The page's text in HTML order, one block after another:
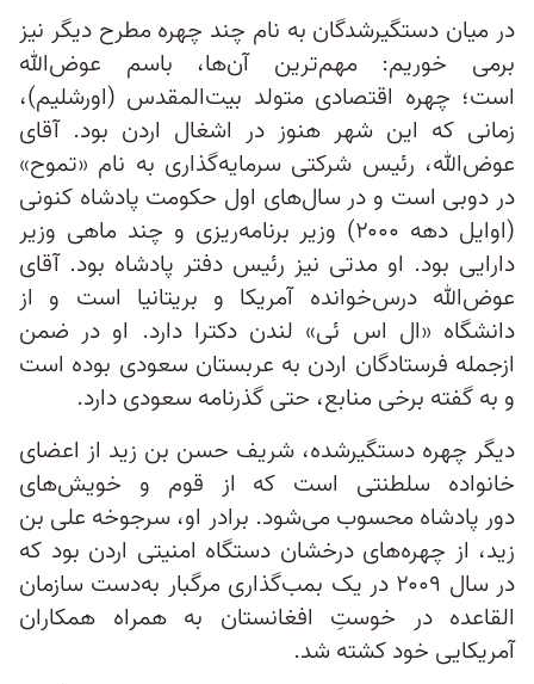
در میان دستگیرشدگان به نام چند چهره مطرح دیگر نیز
برمی خوریم: مهم‌ترین آن‌ها، باسم عوض‌الله
است؛ چهره اقتصادی متولد بیت‌المقدس (اورشلیم)،
زمانی که این شهر هنوز در اشغال اردن بود. آقای
عوض‌الله، رئیس شرکتی سرمایه‌گذاری به نام «تموح»
در دوبی است و در سال‌های اول حکومت پادشاه کنونی
(اوایل دهه ۲۰۰۰) وزیر برنامه‌ریزی و چند ماهی وزیر
دارایی بود. او مدتی نیز رئیس دفتر پادشاه بود. آقای
عوض‌الله درس‌خوانده آمریکا و بریتانیا است و از
دانشگاه «ال اس ئی» لندن دکترا دارد. او در ضمن
ازجمله فرستادگان اردن به عربستان سعودی بوده است
و به گفته برخی منابع، حتی گذرنامه سعودی دارد.
دیگر چهره دستگیرشده، شریف حسن بن زید از اعضای
خانواده سلطنتی است که از قوم و خویش‌های
دور پادشاه محسوب می‌شود. برادر او، سرجوخه علی بن
زید، از چهره‌های درخشان دستگاه امنیتی اردن بود که
در سال ۲۰۰۹ در یک بمب‌گذاری مرگبار به‌دست سازمان
القاعده در خوستِ افغانستان به همراه همکاران
آمریکایی خود کشته شد.